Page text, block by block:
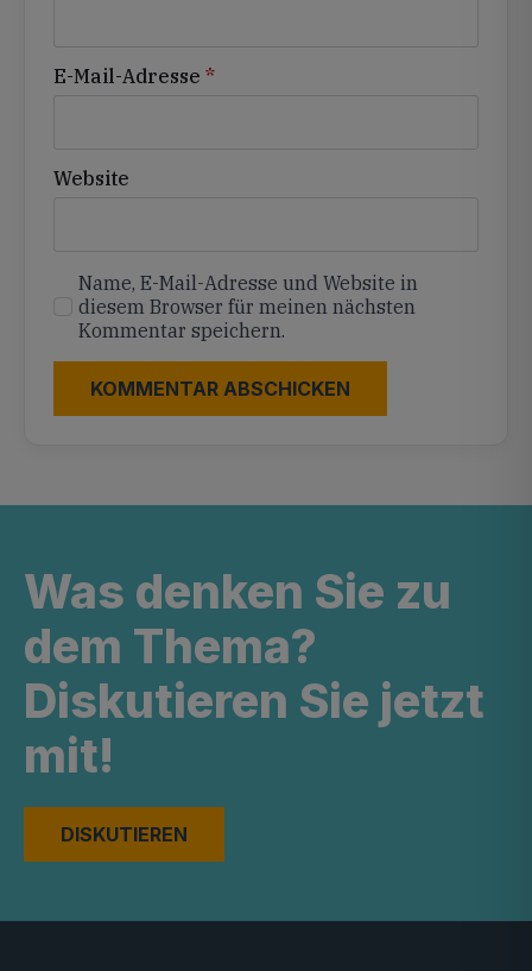
E-Mail-Adresse *
Website
Name, E-Mail-Adresse und Website in
diesem Browser für meinen nächsten
Kommentar speichern.
Was denken Sie zu
dem Thema?
Diskutieren Sie jetzt
mit!
DISKUTIEREN